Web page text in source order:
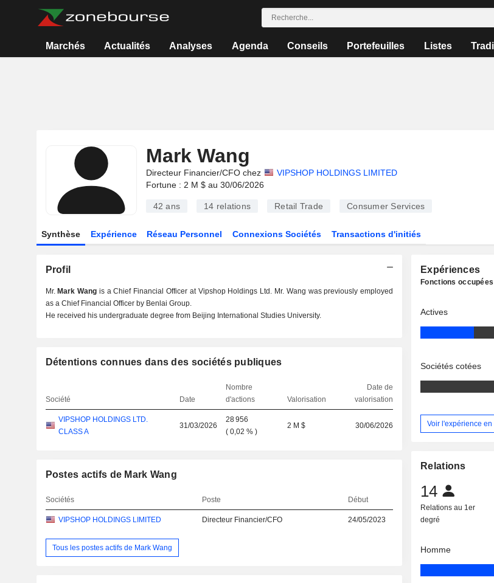
Marchés Actualités Analyses Agenda Conseils Portefeuilles Listes
Mark Wang
Directeur Financier/CFO chez
VIPSHOP HOLDINGS LIMITED
Fortune : 2 M $ au 30/06/2026
42 ans 14 relations Retail Trade Consumer Services
Synthèse Expérience Réseau Personnel Connexions Sociétés Transactions d'initiés
Profil
Mr. Mark Wang is a Chief Financial Officer at Vipshop Holdings Ltd. Mr. Wang was previously employed
as a Chief Financial Officer by Benlai Group.
He received his undergraduate degree from Beijing International Studies University.
Détentions connues dans des sociétés publiques
Société Date
Nombre
d'actions
Valorisation
Date de
valorisation
VIPSHOP HOLDINGS LTD.
CLASS A
31/03/2026
28 956
(0,02 % )
2 M $ 30/06/2026
Postes actifs de Mark Wang
Sociétés Poste Début
VIPSHOP HOLDINGS LIMITED Directeur Financier/CFO 24/05/2023
Tous les postes actifs de Mark Wang
Expériences
Fonctions occupées
Actives
Sociétés cotées
Voir l'expérience
Relations
14
Relations au 1er
degré
Homme